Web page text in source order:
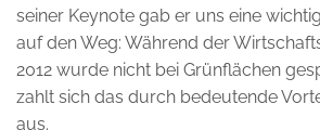
seiner Keynote gab er uns eine
auf den Weg: Während der
2012 wurde nicht bei Grünflächen
zahlt sich das durch bedeutende
aus.